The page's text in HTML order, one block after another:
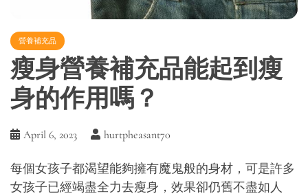
營養補充品
瘦身營養補充品能起到瘦
身的作用嗎？
April 6, 2023 hurtpheasant70
每個女孩子都渴望能夠擁有魔鬼般的身材，可是許多
女孩子已經竭盡全力去瘦身，效果卻仍舊不盡如人